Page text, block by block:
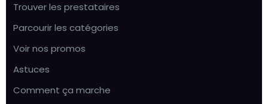
Trouver les prestataires
Parcourir les catégories
Voir nos promos
Astuces
Comment ça marche